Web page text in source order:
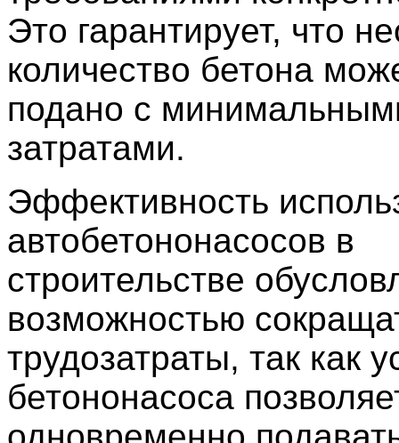
Это гарантирует, что
количество бетона
подано с
затратами.
Эффективность
автобетононасосов в
строительстве
возможностью
трудозатраты, так как
бетононасоса